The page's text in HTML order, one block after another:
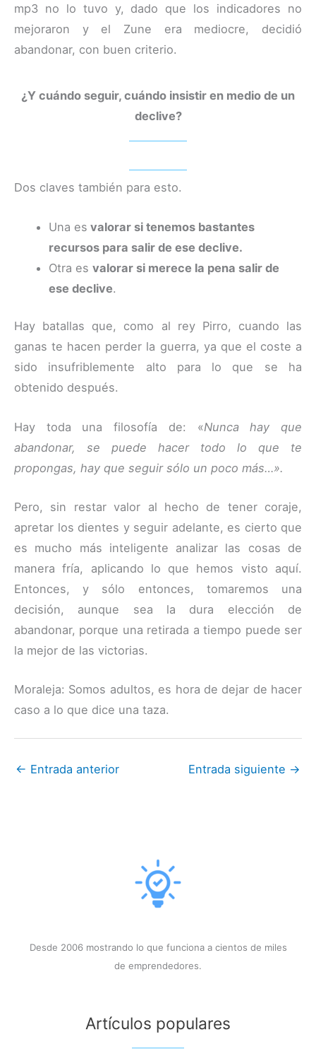
mp3 no lo tuvo y, dado que los indicadores no
mejoraron y el Zune era mediocre, decidió
abandonar, con buen criterio.
¿Y cuándo seguir, cuándo insistir en medio de un
declive?
Dos claves también para esto.
Una es valorar si tenemos bastantes
recursos para salir de ese declive.
Otra esvalorar si merece la pena salir de
ese declive.
Hay batallas que, como al rey Pirro, cuando las
ganas te hacen perder la guerra, ya que el coste a
sido insufriblemente alto para lo que se ha
obtenido después.
Hay toda una filosofía de: «Nunca hay que
abandonar, se puede hacer todo lo que te
propongas, hay que seguir sólo un poco más…».
Pero, sin restar valor al hecho de tener coraje,
apretar los dientes y seguir adelante, es cierto que
es mucho más inteligente analizar las cosas de
manera fría, aplicando lo que hemos visto aquí.
Entonces, y sólo entonces, tomaremos una
decisión, aunque sea la dura elección de
abandonar, porque una retirada a tiempo puede ser
la mejor de las victorias.
Moraleja: Somos adultos, es hora de dejar de hacer
caso a lo que dice una taza.
← Entrada anterior Entrada siguiente →
Desde 2006 mostrando lo que funciona a cientos de miles
de emprendedores.
Artículos populares